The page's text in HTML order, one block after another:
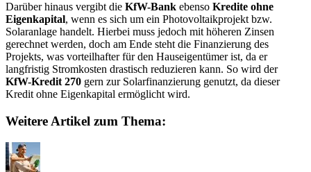
Darüber hinaus vergibt die KfW-Bank ebenso Kredite ohne
Eigenkapital, wenn es sich um ein Photovoltaikprojekt bzw.
Solaranlage handelt. Hierbei muss jedoch mit höheren Zinsen
gerechnet werden, doch am Ende steht die Finanzierung des
Projekts, was vorteilhafter für den Hauseigentümer ist, da er
langfristig Stromkosten drastisch reduzieren kann. So wird der
KfW-Kredit 270 gern zur Solarfinanzierung genutzt, da dieser
Kredit ohne Eigenkapital ermöglicht wird.
Weitere Artikel zum Thema: